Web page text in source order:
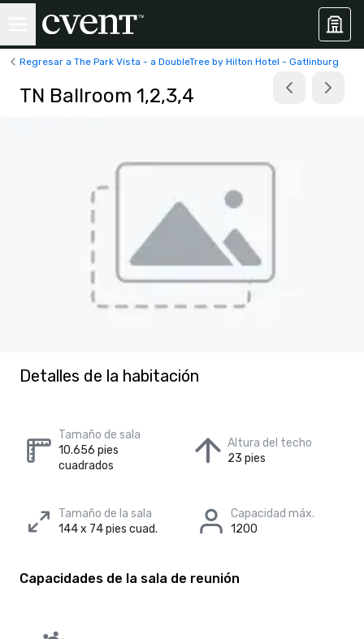
Regresar a The Park Vista - a DoubleTree by Hilton Hotel - Gatlinburg
TN Ballroom 1,2,3,4
Detalles de la habitación
Tamaño de sala
10.656 pies
cuadrados
Altura del techo
23 pies
Tamaño de la sala
144 x 74 pies cuad.
Capacidad máx.
1200
Capacidades de la sala de reunión